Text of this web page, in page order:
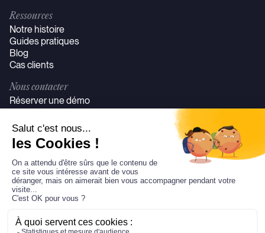
Ressources
Notre histoire
Guides pratiques
Blog
Cas clients
Nous contacter
Réserver une démo
Se connecter
Politique de confidentialité